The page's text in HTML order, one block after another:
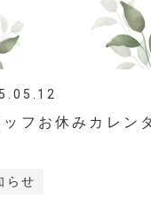
ッフお休みカレン
らせ